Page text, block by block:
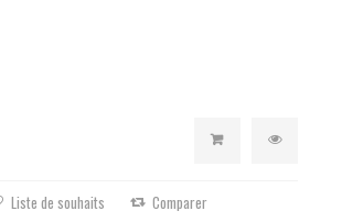
Liste de souhaits Comparer